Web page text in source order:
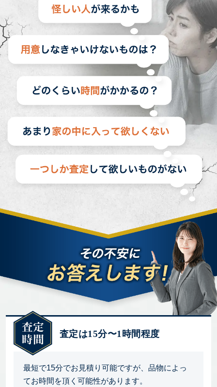
査定は15分〜1時間程度
最短で15分でお見積り可能ですが、品物によっ
てお時間を頂く可能性があります。